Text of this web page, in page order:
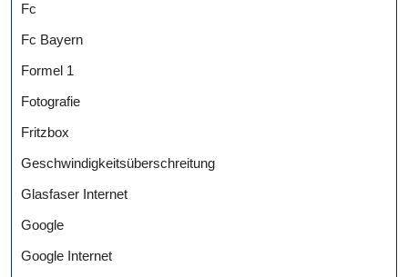
Fc
Fc Bayern
Formel 1
Fotografie
Fritzbox
Geschwindigkeitsüberschreitung
Glasfaser Internet
Google
Google Internet